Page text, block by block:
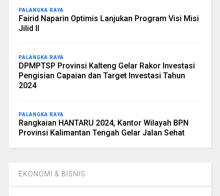
PALANGKA RAYA
Fairid Naparin Optimis Lanjukan Program Visi Misi
Jilid II
PALANGKA RAYA
DPMPTSP Provinsi Kalteng Gelar Rakor Investasi
Pengisian Capaian dan Target Investasi Tahun
2024
PALANGKA RAYA
Rangkaian HANTARU 2024, Kantor Wilayah BPN
Provinsi Kalimantan Tengah Gelar Jalan Sehat
EKONOMI & BISNIS